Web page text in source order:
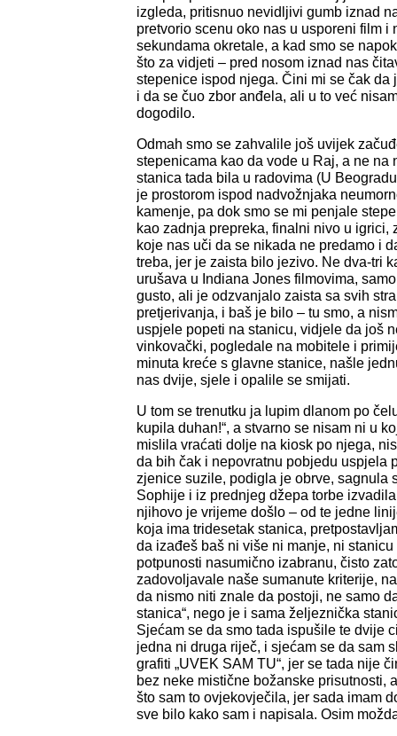
izgleda, pritisnuo nevidljivi gumb iznad
pretvorio scenu oko nas u usporeni film i
sekundama okretale, a kad smo se
što za vidjeti – pred nosom iznad nas
stepenice ispod njega. Čini mi se čak da
i da se čuo zbor anđela, ali u to već
dogodilo.
Odmah smo se zahvalile još uvijek
stepenicama kao da vode u Raj, a ne na
stanica tada bila u radovima (U
je prostorom ispod nadvožnjaka
kamenje, pa dok smo se mi penjale
kao zadnja prepreka, finalni nivo u igrici,
koje nas uči da se nikada ne predamo i
treba, jer je zaista bilo jezivo. Ne dva-tri
urušava u Indiana Jones filmovima,
gusto, ali je odzvanjalo zaista sa svih
pretjerivanja, i baš je bilo – tu smo, a
uspjele popeti na stanicu, vidjele da još
vinkovački, pogledale na mobitele i
minuta kreće s glavne stanice, našle
nas dvije, sjele i opalile se smijati.
U tom se trenutku ja lupim dlanom po
kupila duhan!“, a stvarno se nisam ni u
mislila vraćati dolje na kiosk po njega,
da bih čak i nepovratnu pobjedu uspjela
zjenice suzile, podigla je obrve, sagnula
Sophije i iz prednjeg džepa torbe
njihovo je vrijeme došlo – od te jedne
koja ima tridesetak stanica,
da izađeš baš ni više ni manje, ni
potpunosti nasumično izabranu, čisto
zadovoljavale naše sumanute kriterije,
da nismo niti znale da postoji, ne samo
stanica“, nego je i sama željeznička
Sjećam se da smo tada ispušile te dvije
jedna ni druga riječ, i sjećam se da sam
grafiti „UVEK SAM TU“, jer se tada nije
bez neke mistične božanske prisutnosti,
što sam to ovjekovječila, jer sada imam
sve bilo kako sam i napisala. Osim